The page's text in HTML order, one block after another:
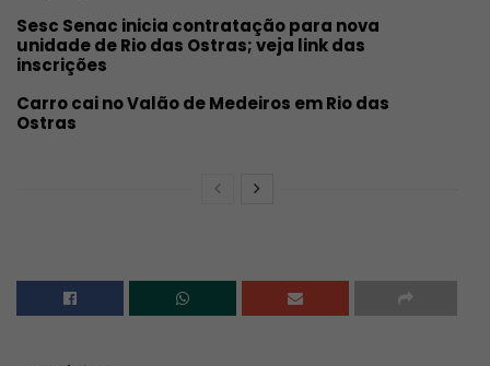
Sesc Senac inicia contratação para nova
unidade de Rio das Ostras; veja link das
inscrições
Carro cai no Valão de Medeiros em Rio das
Ostras